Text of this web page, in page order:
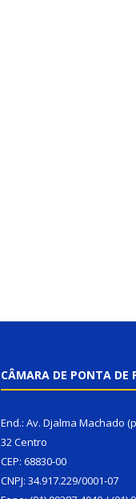
CÂMARA DE PONTA DE
End.: Av. Djalma Machado
32 Centro
CEP: 68830-00
CNPJ: 34.917.229/0001-07